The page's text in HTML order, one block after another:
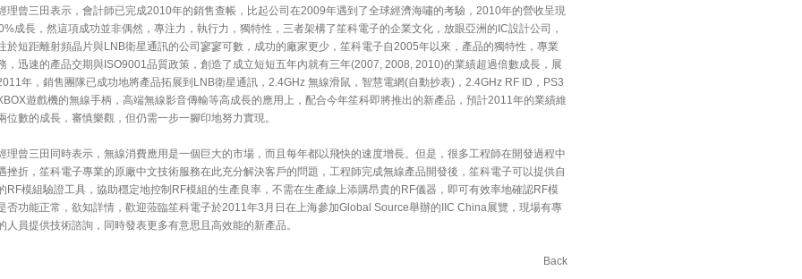
理曾三田表示，會計師已完成2010年的銷售查帳，比起公司在2009年遇到了全球經濟海嘯的考驗，2010年的營收呈現
成長，然這項成功並非偶然，專注力，執行力，獨特性，三者架構了笙科電子的企業文化，放眼亞洲的IC設計公司，
於短距離射頻晶片與LNB衛星通訊的公司寥寥可數，成功的廠家更少，笙科電子自2005年以來，產品的獨特性，專業
，迅速的產品交期與ISO9001品質政策，創造了成立短短五年內就有三年(2007, 2008, 2010)的業績超過倍數成長，展
年，銷售團隊已成功地將產品拓展到LNB衛星通訊，2.4GHz 無線滑鼠，智慧電網(自動抄表)，2.4GHz RF ID，PS3
遊戲機的無線手柄，高端無線影音傳輸等高成長的應用上，配合今年笙科即將推出的新產品，預計2011年的業績維
位數的成長，審慎樂觀，但仍需一步一腳印地努力實現。
理曾三田同時表示，無線消費應用是一個巨大的市場，而且每年都以飛快的速度增長。但是，很多工程師在開發過程中
挫折，笙科電子專業的原廠中文技術服務在此充分解決客戶的問題，工程師完成無線產品開發後，笙科電子可以提供自
RF模組驗證工具，協助穩定地控制RF模組的生產良率，不需在生產線上添購昂貴的RF儀器，即可有效率地確認RF模
否功能正常，欲知詳情，歡迎蒞臨笙科電子於2011年3月日在上海參加Global Source舉辦的IIC China展覽，現場有專
人員提供技術諮詢，同時發表更多有意思且高效能的新產品。
Back